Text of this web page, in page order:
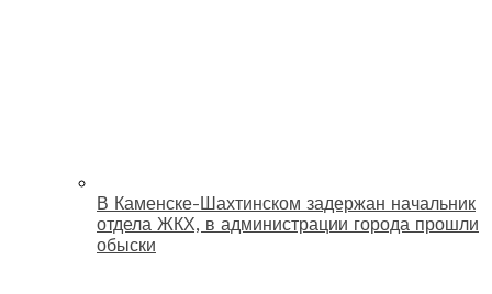
В Каменске-Шахтинском задержан начальник
отдела ЖКХ, в администрации города прошли
обыски